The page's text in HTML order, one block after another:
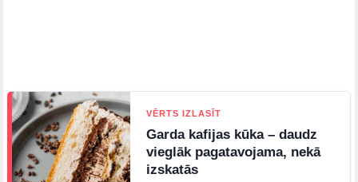
VĒRTS IZLASĪT
Garda kafijas kūka – daudz
vieglāk pagatavojama, nekā
izskatās